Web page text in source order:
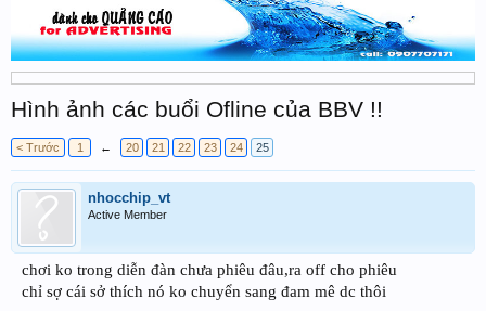
Hình ảnh các buổi Ofline của BBV !!
< Trước 1 ← 20 21 22 23 24 25
nhocchip_vt
Active Member
chơi ko trong diễn đàn chưa phiêu đâu,ra off cho phiêu
chỉ sợ cái sở thích nó ko chuyển sang đam mê dc thôi